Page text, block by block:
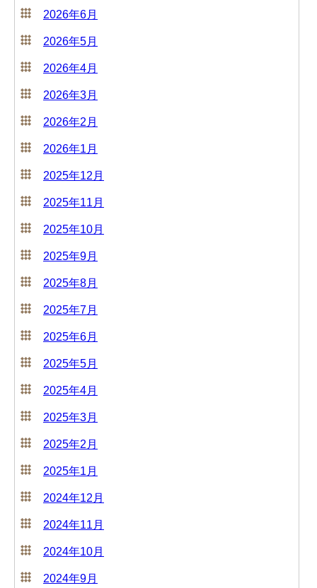
2026年6月
2026年5月
2026年4月
2026年3月
2026年2月
2026年1月
2025年12月
2025年11月
2025年10月
2025年9月
2025年8月
2025年7月
2025年6月
2025年5月
2025年4月
2025年3月
2025年2月
2025年1月
2024年12月
2024年11月
2024年10月
2024年9月